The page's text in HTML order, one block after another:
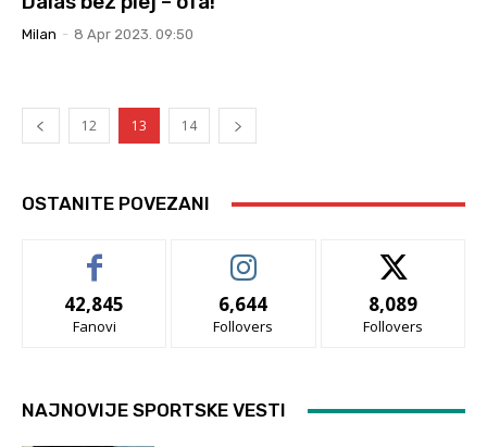
Milan - 8 Apr 2023. 09:50
12 13 14
OSTANITE POVEZANI
42,845
Fanovi
6,644
Follovers
8,089
Follovers
NAJNOVIJE SPORTSKE VESTI